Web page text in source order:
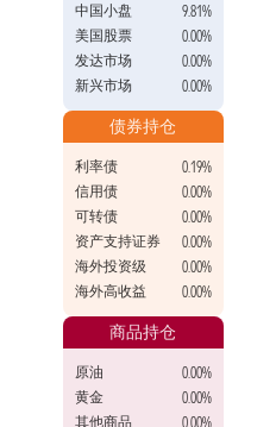
中国小盘
9.81%
美国股票
0.00%
发达市场
0.00%
新兴市场
0.00%
债券持仓
利率债
0.19%
信用债
0.00%
可转债
0.00%
资产支持证券
0.00%
海外投资级
0.00%
海外高收益
0.00%
商品持仓
原油
0.00%
黄金
0.00%
其他商品
0.00%